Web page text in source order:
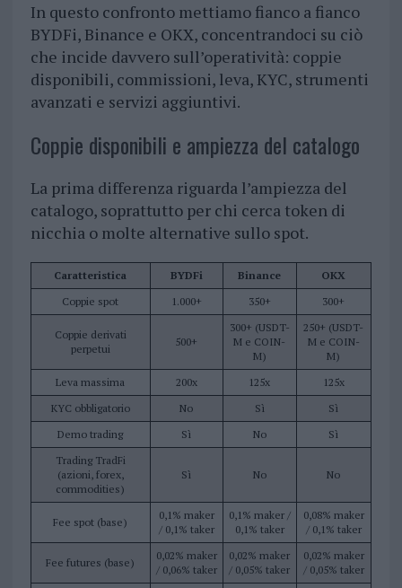
In questo confronto mettiamo fianco a fianco
BYDFi, Binance e OKX, concentrandoci su ciò
che incide davvero sull’operatività: coppie
disponibili, commissioni, leva, KYC, strumenti
avanzati e servizi aggiuntivi.
Coppie disponibili e ampiezza del catalogo
La prima differenza riguarda l’ampiezza del
catalogo, soprattutto per chi cerca token di
nicchia o molte alternative sullo spot.
Caratteristica BYDFi Binance
OKX
Coppie spot
1.000+ 350+ 300+
Coppie derivati
perpetui
500+
300+ (USDT-
M e COIN-
M)
250+ (USDT-
M e COIN-
M)
Leva massima
200x 125x
125x
KYC obbligatorio
No Sì
Sì
Demo trading
Sì No
Sì
Trading TradFi
(azioni, forex,
commodities)
Sì No No
Fee spot (base)
0,1% maker
/ 0,1% taker
0,1% maker /
0,1% taker
0,08% maker
/ 0,1% taker
Fee futures (base)
0,02% maker
/ 0,06% taker
0,02% maker
/ 0,05% taker
0,02% maker
/ 0,05% taker